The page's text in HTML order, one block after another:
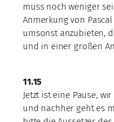
muss noch weniger
Anmerkung von Pascal
umsonst anzubieten,
und in einer großen
11.15
Jetzt ist eine Pause,
und nachher geht es